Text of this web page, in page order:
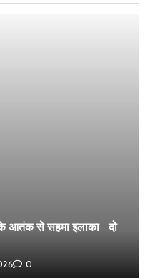
आतंक से सहमा इलाका_ दो
0